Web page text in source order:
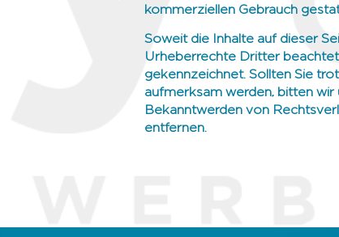
kommerziellen Gebrauch
Soweit die Inhalte auf dieser
Urheberrechte Dritter
gekennzeichnet. Sollten Sie
aufmerksam werden, bitten wir
Bekanntwerden von
entfernen.